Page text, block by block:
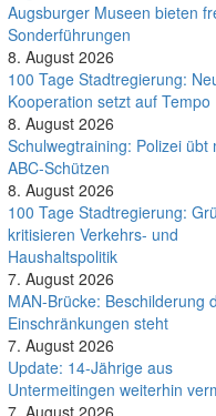
Augsburger Museen bieten
Sonderführungen
8. August 2026
100 Tage Stadtregierung:
Kooperation setzt auf Tempo
8. August 2026
Schul­weg­trai­ning: Poli­zei übt
ABC-Schüt­zen
8. August 2026
100 Tage Stadtregierung:
kritisieren Verkehrs- und
Haushaltspolitik
7. August 2026
MAN-Brücke: Beschilderung
Einschränkungen steht
7. August 2026
Update: 14-Jährige aus
Untermeitingen weiterhin
7. August 2026